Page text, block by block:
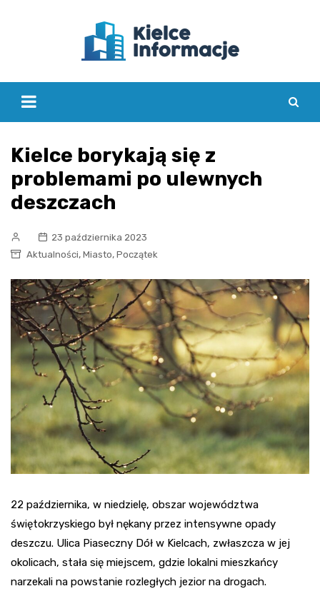
Kielce borykają się z
problemami po ulewnych
deszczach
23 października 2023
Aktualności, Miasto, Początek
22 października, w niedzielę, obszar województwa
świętokrzyskiego był nękany przez intensywne opady
deszczu. Ulica Piaseczny Dół w Kielcach, zwłaszcza w jej
okolicach, stała się miejscem, gdzie lokalni mieszkańcy
narzekali na powstanie rozległych jezior na drogach.